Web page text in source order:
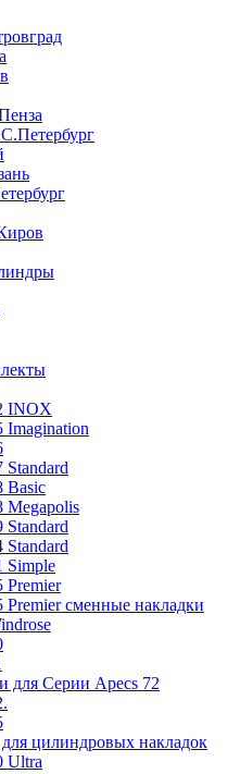
INOX
Imagination
Standard
Basic
Megapolis
Standard
Standard
Simple
Premier
Premier сменные накладки
для Серии Apecs 72
цилиндровых накладок
Ultra